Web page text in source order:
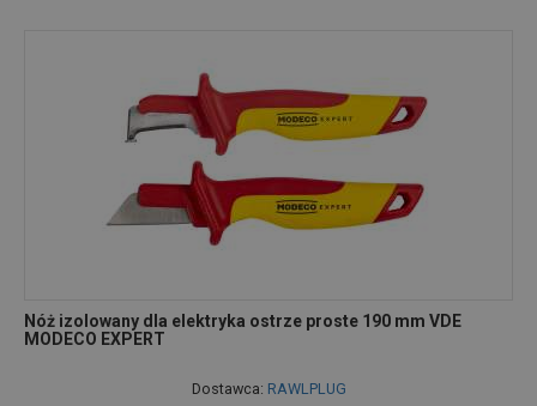
Nóż izolowany dla elektryka ostrze proste 190 mm VDE
MODECO EXPERT
Dostawca: RAWLPLUG